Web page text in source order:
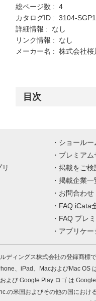
総ページ数 : 4
カタログID : 3104-
詳細情報 : なし
リンク情報 : なし
メーカー名 : 株式会社
目次
ショールー
プレミアム
掲載をご検
掲載企業一
お問合わせ
FAQ iCata
FAQ プレ
アプリケ
ディングス株式会社の登録商標で
、iPad、MacおよびMac OS
よび Google Play ロゴ は Google
の米国およびその他の国におけ